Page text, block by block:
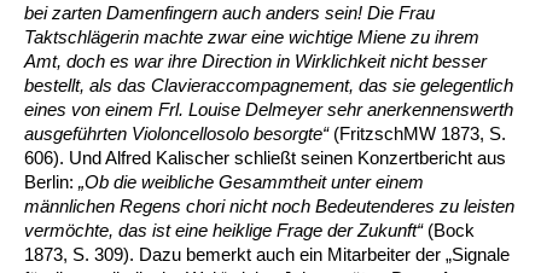
bei zarten Damenfingern auch anders sein! Die Frau
Taktschlägerin machte zwar eine wichtige Miene zu ihrem
Amt, doch es war ihre Direction in Wirklichkeit nicht besser
bestellt, als das Clavieraccompagnement, das sie gelegentlich
eines von einem Frl. Louise Delmeyer sehr anerkennenswerth
ausgeführten Violoncellosolo besorgte“(FritzschMW 1873, S.
606). Und Alfred Kalischer schließt seinen Konzertbericht aus
Berlin: „Ob die weibliche Gesammtheit unter einem
männlichen Regens chori nicht noch Bedeutenderes zu leisten
vermöchte, das ist eine heiklige Frage der Zukunft“(Bock
1873, S. 309). Dazu bemerkt auch ein Mitarbeiter der „Signale